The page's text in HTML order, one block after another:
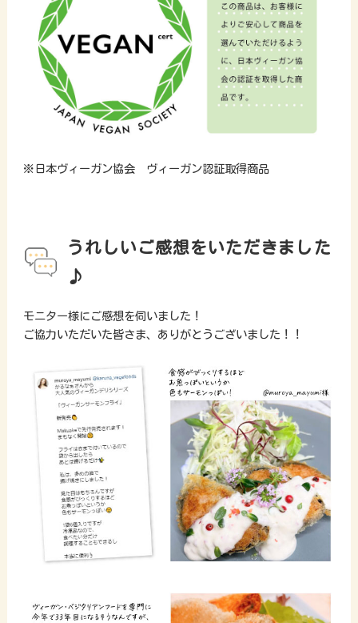
※日本ヴィーガン協会 ヴィーガン認証取得商品
うれしいご感想をいただきました
♪
モニター様にご感想を伺いました！
ご協力いただいた皆さま、ありがとうございました！！